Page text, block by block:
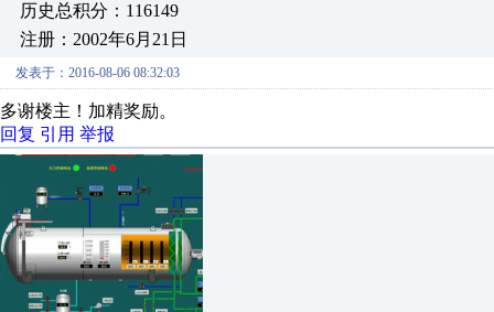
历史总积分：116149
注册：2002年6月21日
发表于：2016-08-06 08:32:03
多谢楼主！加精奖励。
回复 引用 举报